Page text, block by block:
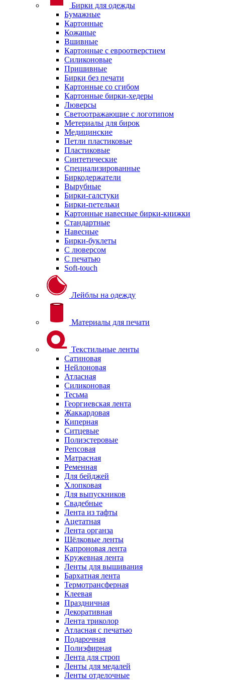
Бирки для одежды
Бумажные
Картонные
Кожаные
Вшивные
Картонные с евроотверстием
Силиконовые
Пришивные
Бирки без печати
Картонные со сгибом
Картонные бирки-хедеры
Люверсы
Светоотражающие с логотипом
Метериалы для бирок
Медицинские
Петли пластиковые
Пластиковые
Синтетические
Специализированные
Биркодержатели
Вырубные
Бирки-галстуки
Бирки-петельки
Картонные навесные бирки-книжки
Стандартные
Навесные
Бирки-буклеты
С люверсом
С печатью
Soft-touch
Лейблы на одежду
Материалы для печати
Текстильные ленты
Сатиновая
Нейлоновая
Атласная
Силиконовая
Тесьма
Георгиевская лента
Жаккардовая
Киперная
Ситцевые
Полиэстеровые
Репсовая
Матрасная
Ременная
Для бейджей
Хлопковая
Для выпускников
Свадебные
Лента из тафты
Ацетатная
Лента органза
Шёлковые ленты
Капроновая лента
Кружевная лента
Ленты для вышивания
Бархатная лента
Термотрансферная
Клеевая
Праздничная
Декоративная
Лента триколор
Атласная с печатью
Подарочная
Полиэфирная
Лента для строп
Ленты для медалей
Ленты отделочные